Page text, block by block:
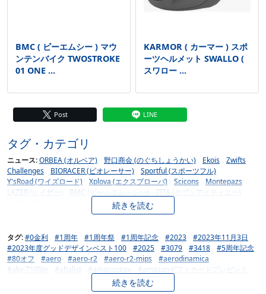
BMC ( ビーエムシー ) マウ
ンテンバイク TWOSTROKE
01 ONE ...
KARMOR ( カーマー ) スポ
ーツヘルメット SWALLO (
スワロー ...
Post LINE
タグ・カテゴリ
続きを読む
ニュース:ORBEA (オルベア) 野口商会 (のぐちしょうかい) Ekois
Zwifts
Challenges
BIORACER (ビオレーサー)
Sportful (スポーツフル)
Y'sRoad (ワイズロード)
Xplova (エクスプローバ) Scicons
Montepazs
LAZER (レイザー)
BMC (ビー・エム・シー)
7ITA (セブンアイティエー)
ARAYA (アラヤ)
atran velo (アトラン ヴェロ)
BELL (ベル) BESV (ベスビー)
Bianchi (ビアンキ)
BL (バイシクルライン)
Blackburn (ブラックバーン)
Bontrager (ボントレガー)
BOOST Series (ブースト シリーズ)
BOTTECCHIA (ボッテキア)
Brompton (ブロンプトン)
BRUNO (ブルーノ)
busch + muller (ブッシュ＆ミューラー)
Camelbak(キャメルバック)
Campagnolo (カンパニョーロ)
Cannondale (キャノンデール)
CARBONDRY JAPAN (カーボンドライジャパン)
CARRERA (カレラ)
続きを読む
タグ:#0金利 #1周年 #1周年祭 #1周年記念 #2023
#2023年11月3日
#2023年度グッドデザインベスト100
#2025 #3079 #3418
#5周年記念
#80オフ
#aero #aero-r2 #aero-r2-mips
#aerodinamica
#aky-710lite
#altalist #amazonpay
#amazonギフトカードプレゼント
#antares-carbon-road-cockpit
#banana-works #bell